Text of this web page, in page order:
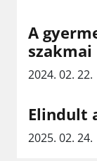
A
2024. 02. 22.
Elindult
2025. 02. 24.